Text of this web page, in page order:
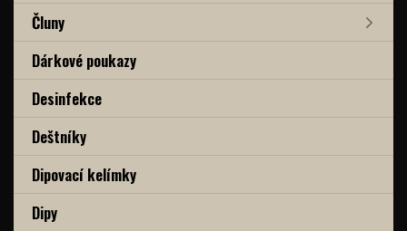
Čluny
Dárkové poukazy
Desinfekce
Deštníky
Dipovací kelímky
Dipy